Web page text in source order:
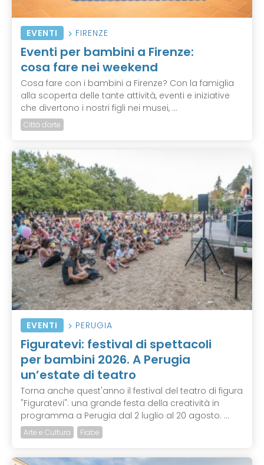
EVENTI FIRENZE
Eventi per bambini a Firenze:
cosa fare nei weekend
Cosa fare con i bambini a Firenze? Con la famiglia
alla scoperta delle tante attività, eventi e iniziative
che divertono i nostri figli nei musei, ...
Città d'arte
EVENTI PERUGIA
Figuratevi: festival di spettacoli
per bambini 2026. A Perugia
un’estate di teatro
Torna anche quest'anno il festival del teatro di figura
"Figuratevi": una grande festa della creatività in
programma a Perugia dal 2 luglio al 20 agosto. ...
Arte e Cultura Fiabe